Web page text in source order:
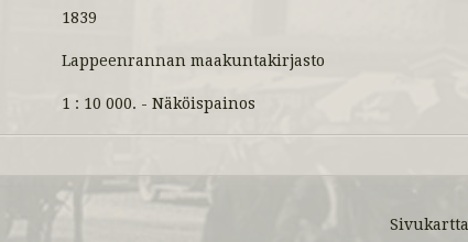
1839
Lappeenrannan maakuntakirjasto
1 : 10 000. - Näköispainos
Sivukartta